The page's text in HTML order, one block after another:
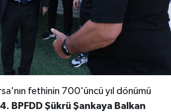
fethinin 700'üncü yıl dönümü
4. BPFDD Şükrü Şankaya Balkan